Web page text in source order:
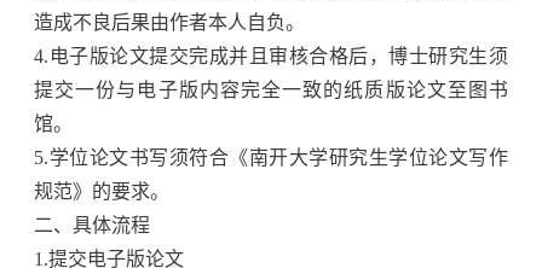
造成不良后果由作者本人自负。
4. 电子版论文提交完成并且审核合格后，博士研究生须
提交一份与电子版内容完全一致的纸质版论文至图书
馆。
5.学位论文书写须符合《南开大学研究生学位论文写作
规范》的要求。
二、具体流程
1.提交电子版论文